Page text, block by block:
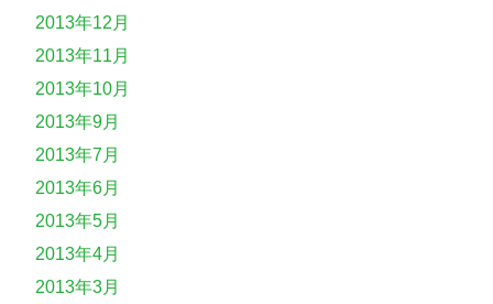
2013年12月
2013年11月
2013年10月
2013年9月
2013年7月
2013年6月
2013年5月
2013年4月
2013年3月